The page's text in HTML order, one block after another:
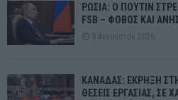
ΡΩΣΙΑ: Ο ΠΟΥΤΙΝ
FSB – ΦΟΒΟΣ ΚΑΙ
8 Αυγούστου 2026
ΚΑΝΑΔΑΣ: ΕΚΡΗΞΗ
ΘΕΣΕΙΣ ΕΡΓΑΣΙΑΣ, ΣΕ